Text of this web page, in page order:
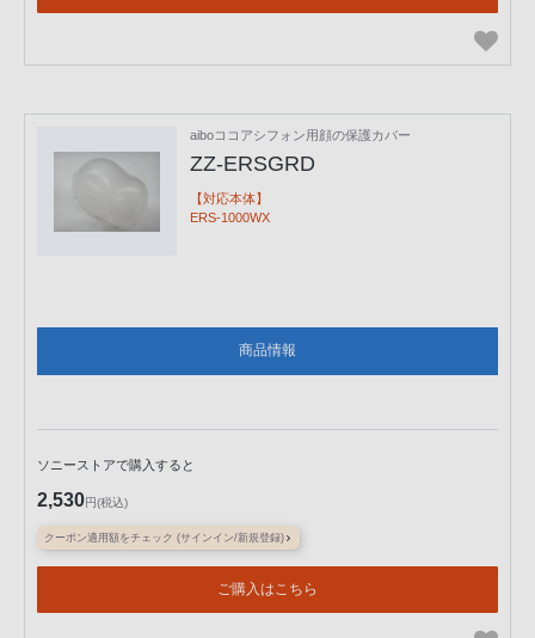
aiboココアシフォン用顔の保護カバー
ZZ-ERSGRD
【対応本体】
ERS-1000WX
商品情報
ソニーストアで購入すると
2,530円(税込)
クーポン適用額をチェック (サインイン/新規登録)
ご購入はこちら